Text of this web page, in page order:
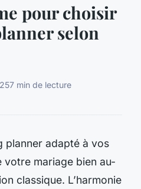
pour choisir
selon
7 min de lecture
planner adapté à vos
votre mariage bien au-
classique. L’harmonie